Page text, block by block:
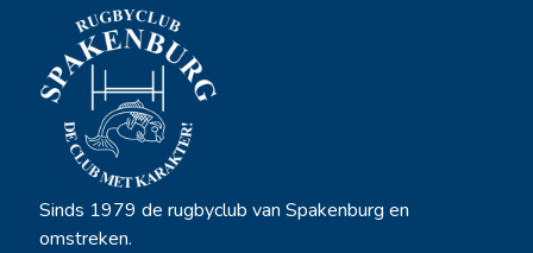
Sinds 1979 de rugbyclub van Spakenburg en
omstreken.